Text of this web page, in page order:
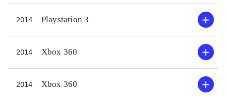
omgivelser til spillet, og her må jeg
bare nævne den fantastiske kæmpe-
wrestler, Hugo, som praktisk taget
fylder halvdelen af spilskærmen.
2014 Playstation 3
2014 Xbox 360
2014 Xbox 360